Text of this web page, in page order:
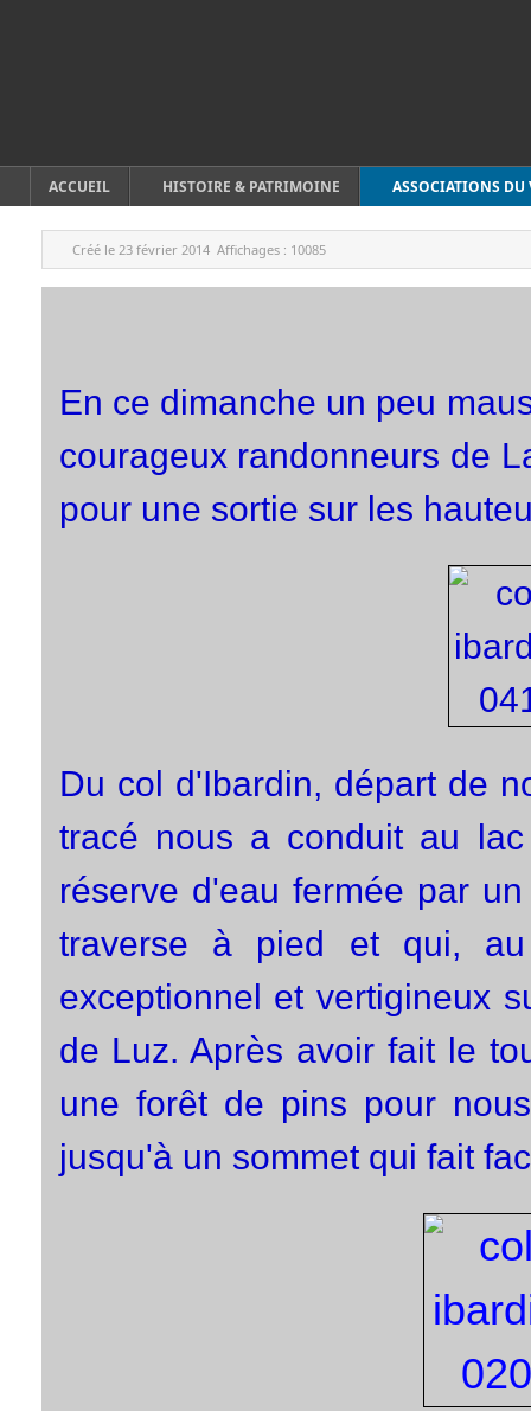
ACCUEIL HISTOIRE & PATRIMOINE ASSOCIATIONS DU
Créé le 23 février 2014 Affichages : 10085
En ce dimanche un peu
courageux randonneurs de
pour une sortie sur les
Du col d'Ibardin, départ de
tracé nous a conduit au
réserve d'eau fermée par
traverse à pied et qui,
exceptionnel et vertigineux
de Luz. Après avoir fait le
une forêt de pins pour
jusqu'à un sommet qui fait